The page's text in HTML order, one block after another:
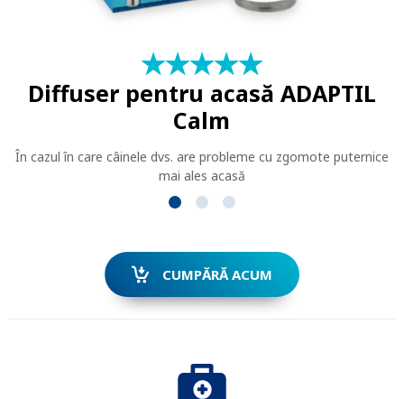
★★★★★
☆☆☆☆☆
Diffuser pentru acasă ADAPTIL
Calm
În cazul în care câinele dvs. are probleme cu zgomote puternice
mai ales acasă
CUMPĂRĂ ACUM